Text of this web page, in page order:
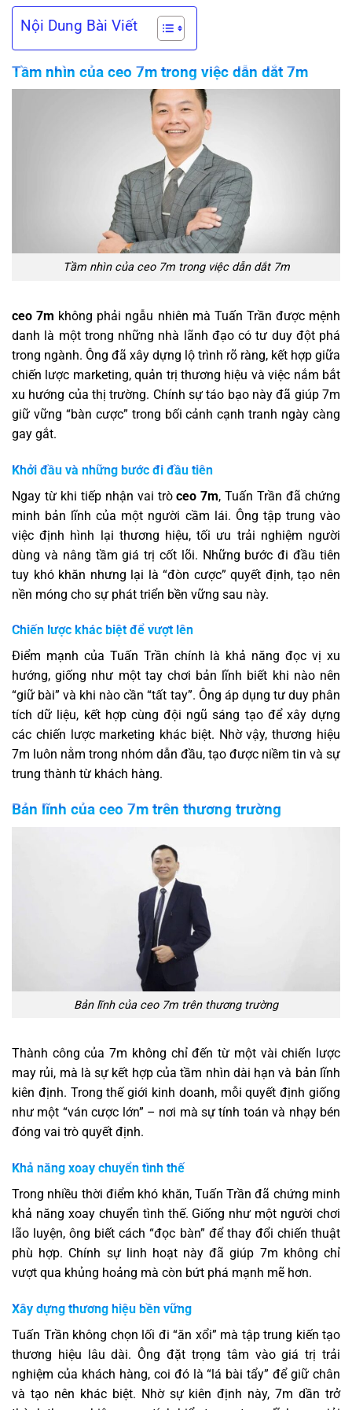
Nội Dung Bài Viết
Tầm nhìn của ceo 7m trong việc dẫn dắt 7m
Tầm nhìn của ceo 7m trong việc dẫn dắt 7m
ceo 7m không phải ngẫu nhiên mà Tuấn Trần được mệnh
danh là một trong những nhà lãnh đạo có tư duy đột phá
trong ngành. Ông đã xây dựng lộ trình rõ ràng, kết hợp giữa
chiến lược marketing, quản trị thương hiệu và việc nắm bắt
xu hướng của thị trường. Chính sự táo bạo này đã giúp 7m
giữ vững “bàn cược” trong bối cảnh cạnh tranh ngày càng
gay gắt.
Khởi đầu và những bước đi đầu tiên
Ngay từ khi tiếp nhận vai tròceo 7m, Tuấn Trần đã chứng
minh bản lĩnh của một người cầm lái. Ông tập trung vào
việc định hình lại thương hiệu, tối ưu trải nghiệm người
dùng và nâng tầm giá trị cốt lõi. Những bước đi đầu tiên
tuy khó khăn nhưng lại là “đòn cược” quyết định, tạo nên
nền móng cho sự phát triển bền vững sau này.
Chiến lược khác biệt để vượt lên
Điểm mạnh của Tuấn Trần chính là khả năng đọc vị xu
hướng, giống như một tay chơi bản lĩnh biết khi nào nên
“giữ bài” và khi nào cần “tất tay”. Ông áp dụng tư duy phân
tích dữ liệu, kết hợp cùng đội ngũ sáng tạo để xây dựng
các chiến lược marketing khác biệt. Nhờ vậy, thương hiệu
7m luôn nằm trong nhóm dẫn đầu, tạo được niềm tin và sự
trung thành từ khách hàng.
Bản lĩnh của ceo 7m trên thương trường
Bản lĩnh của ceo 7m trên thương trường
Thành công của 7m không chỉ đến từ một vài chiến lược
may rủi, mà là sự kết hợp của tầm nhìn dài hạn và bản lĩnh
kiên định. Trong thế giới kinh doanh, mỗi quyết định giống
như một “ván cược lớn” – nơi mà sự tính toán và nhạy bén
đóng vai trò quyết định.
Khả năng xoay chuyển tình thế
Trong nhiều thời điểm khó khăn, Tuấn Trần đã chứng minh
khả năng xoay chuyển tình thế. Giống như một người chơi
lão luyện, ông biết cách “đọc bàn” để thay đổi chiến thuật
phù hợp. Chính sự linh hoạt này đã giúp 7m không chỉ
vượt qua khủng hoảng mà còn bứt phá mạnh mẽ hơn.
Xây dựng thương hiệu bền vững
Tuấn Trần không chọn lối đi “ăn xổi” mà tập trung kiến tạo
thương hiệu lâu dài. Ông đặt trọng tâm vào giá trị trải
nghiệm của khách hàng, coi đó là “lá bài tẩy” để giữ chân
và tạo nên khác biệt. Nhờ sự kiên định này, 7m dần trở